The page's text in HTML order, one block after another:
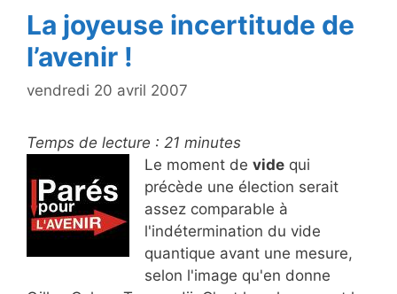
La joyeuse incertitude de
l’avenir !
vendredi 20 avril 2007
Temps de lecture : 21 minutes
Le moment de vide qui
précède une élection serait
assez comparable à
l'indétermination du vide
quantique avant une mesure,
selon l'image qu'en donne